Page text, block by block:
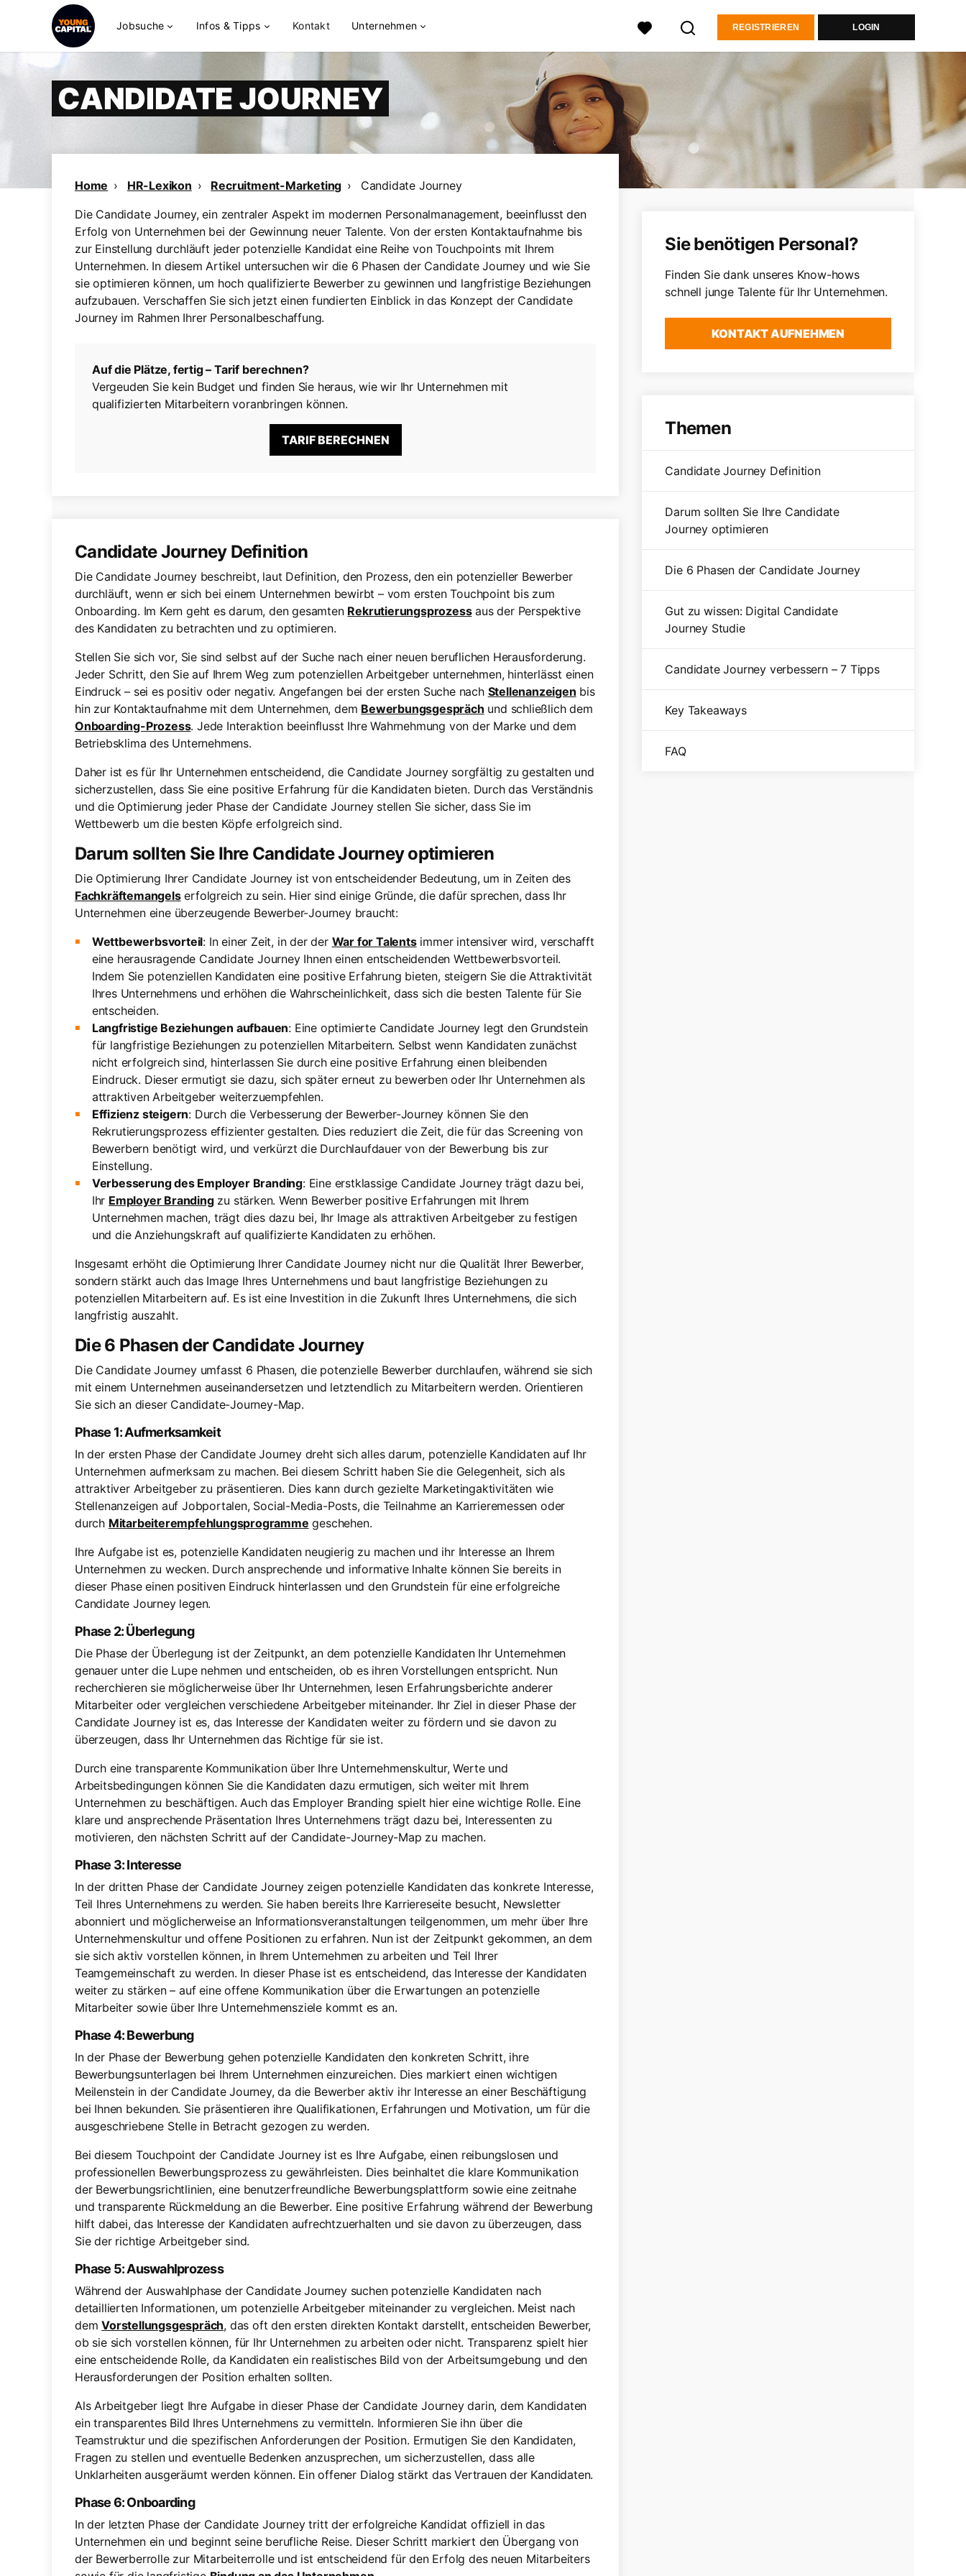
Jobsuche Infos & Tipps Kontakt Unternehmen REGISTRIEREN LOGIN
CANDIDATE JOURNEY
Home HR-Lexikon Recruitment-Marketing
Candidate Journey
Die Candidate Journey, ein zentraler Aspekt im modernen Personalmanagement, beeinflusst den
Erfolg von Unternehmen bei der Gewinnung neuer Talente. Von der ersten Kontaktaufnahme bis
zur Einstellung durchläuft jeder potenzielle Kandidat eine Reihe von Touchpoints mit Ihrem
Unternehmen. In diesem Artikel untersuchen wir die 6 Phasen der Candidate Journey und wie Sie
sie optimieren können, um hoch qualifizierte Bewerber zu gewinnen und langfristige Beziehungen
aufzubauen. Verschaffen Sie sich jetzt einen fundierten Einblick in das Konzept der Candidate
Journey im Rahmen Ihrer Personalbeschaffung.
Auf die Plätze, fertig – Tarif berechnen?
Vergeuden Sie kein Budget und finden Sie heraus, wie wir Ihr Unternehmen mit
qualifizierten Mitarbeitern voranbringen können.
TARIF BERECHNEN
Candidate Journey Definition
Die Candidate Journey beschreibt, laut Definition, den Prozess, den ein potenzieller Bewerber
durchläuft, wenn er sich bei einem Unternehmen bewirbt – vom ersten Touchpoint bis zum
Onboarding. Im Kern geht es darum, den gesamten Rekrutierungsprozessaus der Perspektive
des Kandidaten zu betrachten und zu optimieren.
Stellen Sie sich vor, Sie sind selbst auf der Suche nach einer neuen beruflichen Herausforderung.
Jeder Schritt, den Sie auf Ihrem Weg zum potenziellen Arbeitgeber unternehmen, hinterlässt einen
Eindruck – sei es positiv oder negativ. Angefangen bei der ersten Suche nach Stellenanzeigen bis
hin zur Kontaktaufnahme mit dem Unternehmen, dem Bewerbungsgespräch und schließlich dem
Onboarding-Prozess. Jede Interaktion beeinflusst Ihre Wahrnehmung von der Marke und dem
Betriebsklima des Unternehmens.
Daher ist es für Ihr Unternehmen entscheidend, die Candidate Journey sorgfältig zu gestalten und
sicherzustellen, dass Sie eine positive Erfahrung für die Kandidaten bieten. Durch das Verständnis
und die Optimierung jeder Phase der Candidate Journey stellen Sie sicher, dass Sie im
Wettbewerb um die besten Köpfe erfolgreich sind.
Darum sollten Sie Ihre Candidate Journey optimieren
Die Optimierung Ihrer Candidate Journey ist von entscheidender Bedeutung, um in Zeiten des
Fachkräftemangelserfolgreich zu sein. Hier sind einige Gründe, die dafür sprechen, dass Ihr
Unternehmen eine überzeugende Bewerber-Journey braucht:
Wettbewerbsvorteil: In einer Zeit, in der der War for Talentsimmer intensiver wird, verschafft
eine herausragende Candidate Journey Ihnen einen entscheidenden Wettbewerbsvorteil.
Indem Sie potenziellen Kandidaten eine positive Erfahrung bieten, steigern Sie die Attraktivität
Ihres Unternehmens und erhöhen die Wahrscheinlichkeit, dass sich die besten Talente für Sie
entscheiden.
Langfristige Beziehungen aufbauen: Eine optimierte Candidate Journey legt den Grundstein
für langfristige Beziehungen zu potenziellen Mitarbeitern. Selbst wenn Kandidaten zunächst
nicht erfolgreich sind, hinterlassen Sie durch eine positive Erfahrung einen bleibenden
Eindruck. Dieser ermutigt sie dazu, sich später erneut zu bewerben oder Ihr Unternehmen als
attraktiven Arbeitgeber weiterzuempfehlen.
Effizienz steigern: Durch die Verbesserung der Bewerber-Journey können Sie den
Rekrutierungsprozess effizienter gestalten. Dies reduziert die Zeit, die für das Screening von
Bewerbern benötigt wird, und verkürzt die Durchlaufdauer von der Bewerbung bis zur
Einstellung.
Verbesserung des Employer Branding: Eine erstklassige Candidate Journey trägt dazu bei,
Ihr Employer Brandingzu stärken. Wenn Bewerber positive Erfahrungen mit Ihrem
Unternehmen machen, trägt dies dazu bei, Ihr Image als attraktiven Arbeitgeber zu festigen
und die Anziehungskraft auf qualifizierte Kandidaten zu erhöhen.
Insgesamt erhöht die Optimierung Ihrer Candidate Journey nicht nur die Qualität Ihrer Bewerber,
sondern stärkt auch das Image Ihres Unternehmens und baut langfristige Beziehungen zu
potenziellen Mitarbeitern auf. Es ist eine Investition in die Zukunft Ihres Unternehmens, die sich
langfristig auszahlt.
Die 6 Phasen der Candidate Journey
Die Candidate Journey umfasst 6 Phasen, die potenzielle Bewerber durchlaufen, während sie sich
mit einem Unternehmen auseinandersetzen und letztendlich zu Mitarbeitern werden. Orientieren
Sie sich an dieser Candidate-Journey-Map.
Phase 1: Aufmerksamkeit
In der ersten Phase der Candidate Journey dreht sich alles darum, potenzielle Kandidaten auf Ihr
Unternehmen aufmerksam zu machen. Bei diesem Schritt haben Sie die Gelegenheit, sich als
attraktiver Arbeitgeber zu präsentieren. Dies kann durch gezielte Marketingaktivitäten wie
Stellenanzeigen auf Jobportalen, Social-Media-Posts, die Teilnahme an Karrieremessen oder
durch Mitarbeiterempfehlungsprogramme geschehen.
Ihre Aufgabe ist es, potenzielle Kandidaten neugierig zu machen und ihr Interesse an Ihrem
Unternehmen zu wecken. Durch ansprechende und informative Inhalte können Sie bereits in
dieser Phase einen positiven Eindruck hinterlassen und den Grundstein für eine erfolgreiche
Candidate Journey legen.
Phase 2: Überlegung
Die Phase der Überlegung ist der Zeitpunkt, an dem potenzielle Kandidaten Ihr Unternehmen
genauer unter die Lupe nehmen und entscheiden, ob es ihren Vorstellungen entspricht. Nun
recherchieren sie möglicherweise über Ihr Unternehmen, lesen Erfahrungsberichte anderer
Mitarbeiter oder vergleichen verschiedene Arbeitgeber miteinander. Ihr Ziel in dieser Phase der
Candidate Journey ist es, das Interesse der Kandidaten weiter zu fördern und sie davon zu
überzeugen, dass Ihr Unternehmen das Richtige für sie ist.
Durch eine transparente Kommunikation über Ihre Unternehmenskultur, Werte und
Arbeitsbedingungen können Sie die Kandidaten dazu ermutigen, sich weiter mit Ihrem
Unternehmen zu beschäftigen. Auch das Employer Branding spielt hier eine wichtige Rolle. Eine
klare und ansprechende Präsentation Ihres Unternehmens trägt dazu bei, Interessenten zu
motivieren, den nächsten Schritt auf der Candidate-Journey-Map zu machen.
Phase 3: Interesse
In der dritten Phase der Candidate Journey zeigen potenzielle Kandidaten das konkrete Interesse,
Teil Ihres Unternehmens zu werden. Sie haben bereits Ihre Karriereseite besucht, Newsletter
abonniert und möglicherweise an Informationsveranstaltungen teilgenommen, um mehr über Ihre
Unternehmenskultur und offene Positionen zu erfahren. Nun ist der Zeitpunkt gekommen, an dem
sie sich aktiv vorstellen können, in Ihrem Unternehmen zu arbeiten und Teil Ihrer
Teamgemeinschaft zu werden. In dieser Phase ist es entscheidend, das Interesse der Kandidaten
weiter zu stärken – auf eine offene Kommunikation über die Erwartungen an potenzielle
Mitarbeiter sowie über Ihre Unternehmensziele kommt es an.
Phase 4: Bewerbung
In der Phase der Bewerbung gehen potenzielle Kandidaten den konkreten Schritt, ihre
Bewerbungsunterlagen bei Ihrem Unternehmen einzureichen. Dies markiert einen wichtigen
Meilenstein in der Candidate Journey, da die Bewerber aktiv ihr Interesse an einer Beschäftigung
bei Ihnen bekunden. Sie präsentieren ihre Qualifikationen, Erfahrungen und Motivation, um für die
ausgeschriebene Stelle in Betracht gezogen zu werden.
Bei diesem Touchpoint der Candidate Journey ist es Ihre Aufgabe, einen reibungslosen und
professionellen Bewerbungsprozess zu gewährleisten. Dies beinhaltet die klare Kommunikation
der Bewerbungsrichtlinien, eine benutzerfreundliche Bewerbungsplattform sowie eine zeitnahe
und transparente Rückmeldung an die Bewerber. Eine positive Erfahrung während der Bewerbung
hilft dabei, das Interesse der Kandidaten aufrechtzuerhalten und sie davon zu überzeugen, dass
Sie der richtige Arbeitgeber sind.
Phase 5: Auswahlprozess
Während der Auswahlphase der Candidate Journey suchen potenzielle Kandidaten nach
detaillierten Informationen, um potenzielle Arbeitgeber miteinander zu vergleichen. Meist nach
demVorstellungsgespräch, das oft den ersten direkten Kontakt darstellt, entscheiden Bewerber,
ob sie sich vorstellen können, für Ihr Unternehmen zu arbeiten oder nicht. Transparenz spielt hier
eine entscheidende Rolle, da Kandidaten ein realistisches Bild von der Arbeitsumgebung und den
Herausforderungen der Position erhalten sollten.
Als Arbeitgeber liegt Ihre Aufgabe in dieser Phase der Candidate Journey darin, dem Kandidaten
ein transparentes Bild Ihres Unternehmens zu vermitteln. Informieren Sie ihn über die
Teamstruktur und die spezifischen Anforderungen der Position. Ermutigen Sie den Kandidaten,
Fragen zu stellen und eventuelle Bedenken anzusprechen, um sicherzustellen, dass alle
Unklarheiten ausgeräumt werden können. Ein offener Dialog stärkt das Vertrauen der Kandidaten.
Phase 6: Onboarding
In der letzten Phase der Candidate Journey tritt der erfolgreiche Kandidat offiziell in das
Unternehmen ein und beginnt seine berufliche Reise. Dieser Schritt markiert den Übergang von
der Bewerberrolle zur Mitarbeiterrolle und ist entscheidend für den Erfolg des neuen Mitarbeiters
Sie benötigen Personal?
Finden Sie dank unseres Know-hows
schnell junge Talente für Ihr Unternehmen.
KONTAKT AUFNEHMEN
Themen
Candidate Journey Definition
Darum sollten Sie Ihre Candidate
Journey optimieren
Die 6 Phasen der Candidate Journey
Gut zu wissen: Digital Candidate
Journey Studie
Candidate Journey verbessern – 7 Tipps
Key Takeaways
FAQ